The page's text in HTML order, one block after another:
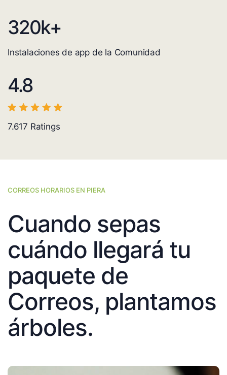
320k+
Instalaciones de app de la Comunidad
4.8
7.617 Ratings
CORREOS HORARIOS EN PIERA
Cuando sepas
cuándo llegará tu
paquete de
Correos, plantamos
árboles.